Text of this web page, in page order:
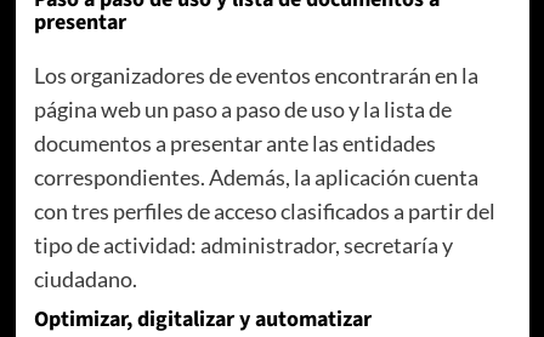
presentar
Los organizadores de eventos encontrarán en la
página web un paso a paso de uso y la lista de
documentos a presentar ante las entidades
correspondientes. Además, la aplicación cuenta
con tres perfiles de acceso clasificados a partir del
tipo de actividad: administrador, secretaría y
ciudadano.
Optimizar, digitalizar y automatizar